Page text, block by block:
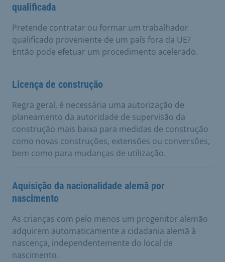
qualificada
Pretende contratar ou formar um trabalhador
qualificado proveniente de um país fora da UE?
Então pode efetuar um procedimento acelerado.
Licença de construção
Regra geral, é necessária uma autorização de
planeamento da autoridade de supervisão da
construção mais baixa para medidas de construção
como novas construções, extensões ou conversões,
bem como para mudanças de utilização.
Aquisição da nacionalidade alemã por
nascimento
As crianças com pelo menos um progenitor alemão
adquirem automaticamente a cidadania alemã à
nascença, independentemente do local de
nascimento.